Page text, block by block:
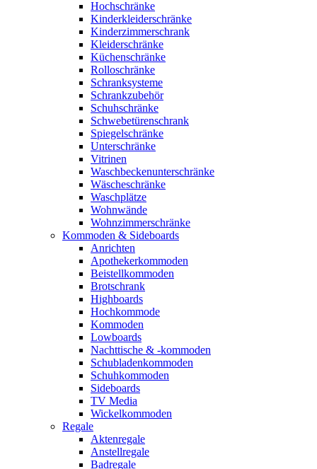
Hochschränke
Kinderkleiderschränke
Kinderzimmerschrank
Kleiderschränke
Küchenschränke
Rolloschränke
Schranksysteme
Schrankzubehör
Schuhschränke
Schwebetürenschrank
Spiegelschränke
Unterschränke
Vitrinen
Waschbeckenunterschränke
Wäscheschränke
Waschplätze
Wohnwände
Wohnzimmerschränke
Kommoden & Sideboards
Anrichten
Apothekerkommoden
Beistellkommoden
Brotschrank
Highboards
Hochkommode
Kommoden
Lowboards
Nachttische & -kommoden
Schubladenkommoden
Schuhkommoden
Sideboards
TV Media
Wickelkommoden
Regale
Aktenregale
Anstellregale
Badregale